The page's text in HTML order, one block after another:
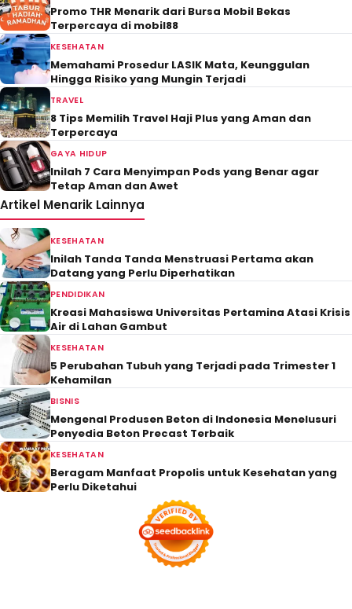
Promo THR Menarik dari Bursa Mobil Bekas
Terpercaya di mobil88
KESEHATAN
Memahami Prosedur LASIK Mata, Keunggulan
Hingga Risiko yang Mungin Terjadi
TRAVEL
8 Tips Memilih Travel Haji Plus yang Aman dan
Terpercaya
GAYA HIDUP
Inilah 7 Cara Menyimpan Pods yang Benar agar
Tetap Aman dan Awet
Artikel Menarik Lainnya
KESEHATAN
Inilah Tanda Tanda Menstruasi Pertama akan
Datang yang Perlu Diperhatikan
PENDIDIKAN
Kreasi Mahasiswa Universitas Pertamina Atasi Krisis
Air di Lahan Gambut
KESEHATAN
5 Perubahan Tubuh yang Terjadi pada Trimester 1
Kehamilan
BISNIS
Mengenal Produsen Beton di Indonesia Menelusuri
Penyedia Beton Precast Terbaik
KESEHATAN
Beragam Manfaat Propolis untuk Kesehatan yang
Perlu Diketahui